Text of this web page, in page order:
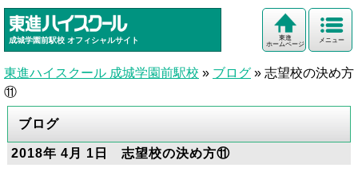
成城学園前駅校 オフィシャルサイト メニュー
東進
ホームページ
東進ハイスクール 成城学園前駅校 » ブログ » 志望校の決め方
⑪
ブログ
2018年 4月 1日 志望校の決め方⑪